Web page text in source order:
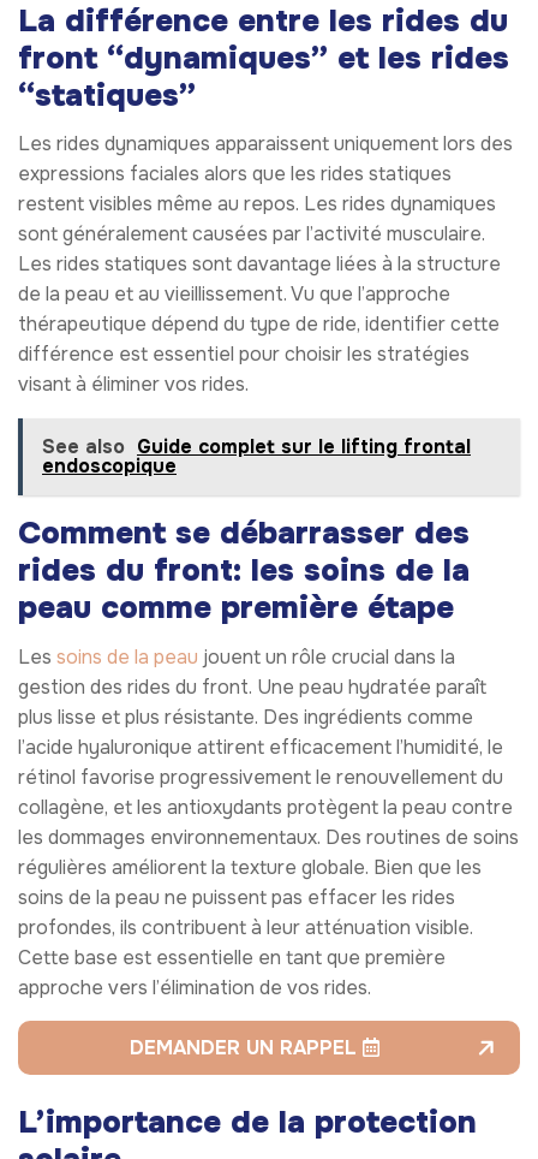
La différence entre les rides du
front “dynamiques” et les rides
“statiques”
Les rides dynamiques apparaissent uniquement lors des
expressions faciales alors que les rides statiques
restent visibles même au repos. Les rides dynamiques
sont généralement causées par l’activité musculaire.
Les rides statiques sont davantage liées à la structure
de la peau et au vieillissement. Vu que l’approche
thérapeutique dépend du type de ride, identifier cette
différence est essentiel pour choisir les stratégies
visant à éliminer vos rides.
See also Guide complet sur le lifting frontal
endoscopique
Comment se débarrasser des
rides du front: les soins de la
peau comme première étape
Les soins de la peau jouent un rôle crucial dans la
gestion des rides du front. Une peau hydratée paraît
plus lisse et plus résistante. Des ingrédients comme
l’acide hyaluronique attirent efficacement l’humidité, le
rétinol favorise progressivement le renouvellement du
collagène, et les antioxydants protègent la peau contre
les dommages environnementaux. Des routines de soins
régulières améliorent la texture globale. Bien que les
soins de la peau ne puissent pas effacer les rides
profondes, ils contribuent à leur atténuation visible.
Cette base est essentielle en tant que première
approche vers l’élimination de vos rides.
DEMANDER UN RAPPEL
L’importance de la protection